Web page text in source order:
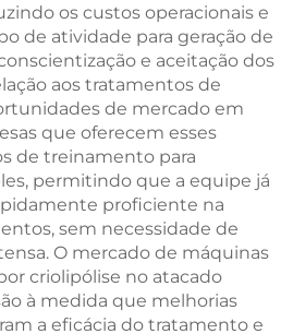
os custos operacionais e
de atividade para geração de
e aceitação dos
aos tratamentos de
de mercado em
que oferecem esses
de treinamento para
permitindo que a equipe já
proficiente na
sem necessidade de
O mercado de máquinas
criolipólise no atacado
à medida que melhorias
a eficácia do tratamento e